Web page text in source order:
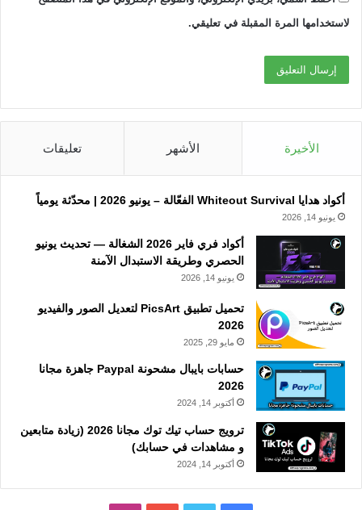
لاستخدامها المرة المقبلة في تعليقي.
الأخيرة الأشهر تعليقات
أكواد هدايا Whiteout Survival الفعّالة – يونيو 2026 | محدّثة يومياً
يونيو 14, 2026
أكواد فري فاير 2026 الشغالة — تحديث يونيو
الحصري وطريقة الاستبدال الآمنة
يونيو 14, 2026
تحميل تطبيق PicsArt لتعديل الصور والفيديو
2026
مايو 29, 2025
حسابات بايبال مشحونة Paypal جاهزة مجانا
2026
أكتوبر 14, 2024
ترويج حساب تيك توك مجانا 2026 (زيادة متابعين
و مشاهدات في حسابك)
أكتوبر 14, 2024